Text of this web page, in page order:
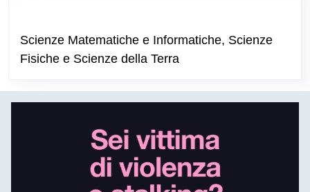
Scienze Matematiche e Informatiche, Scienze
Fisiche e Scienze della Terra